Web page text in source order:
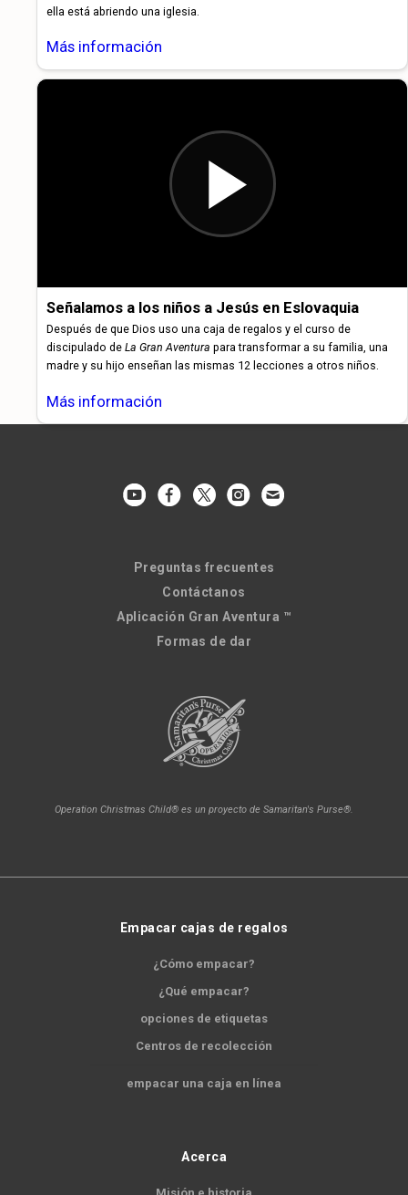
ella está abriendo una iglesia.
Más información
Señalamos a los niños a Jesús en Eslovaquia
Después de que Dios uso una caja de regalos y el curso de
discipulado deLa Gran Aventura para transformar a su familia, una
madre y su hijo enseñan las mismas 12 lecciones a otros niños.
Más información
Preguntas frecuentes
Contáctanos
Aplicación Gran Aventura ™
Formas de dar
Operation Christmas Child® es un proyecto de Samaritan's Purse®.
Empacar cajas de regalos
¿Cómo empacar?
¿Qué empacar?
opciones de etiquetas
Centros de recolección
empacar una caja en línea
Acerca